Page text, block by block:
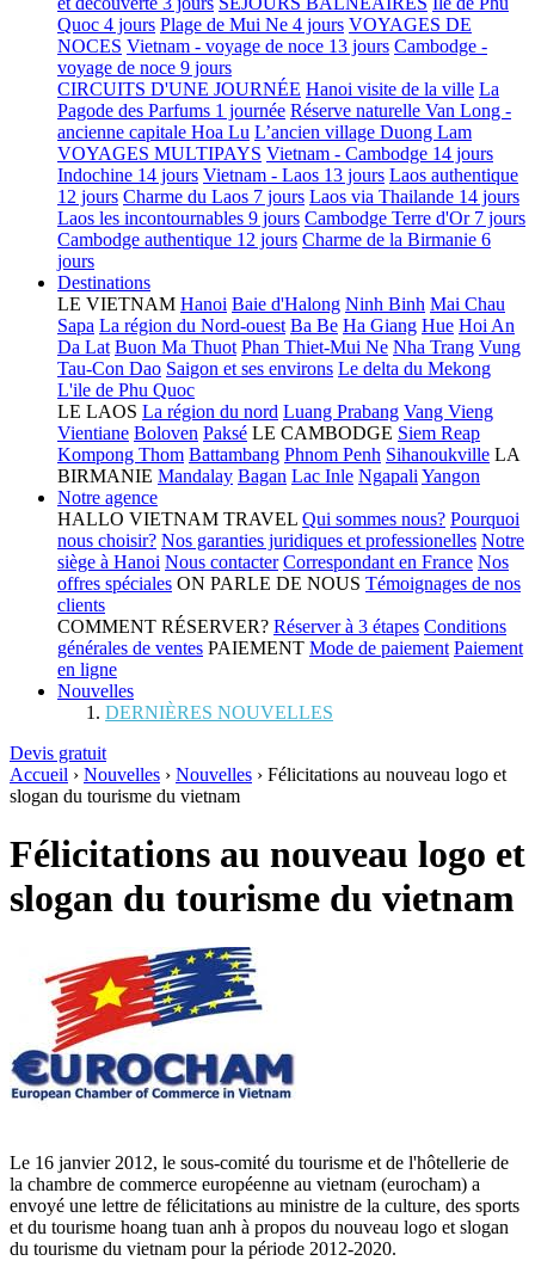
Quoc 4 jours Plage de Mui Ne 4 jours VOYAGES DE
NOCES Vietnam - voyage de noce 13 jours Cambodge -
voyage de noce 9 jours
CIRCUITS D'UNE JOURNÉE Hanoi visite de la ville La
Pagode des Parfums 1 journée Réserve naturelle Van Long -
ancienne capitale Hoa Lu L’ancien village Duong Lam
VOYAGES MULTIPAYS Vietnam - Cambodge 14 jours
Indochine 14 jours Vietnam - Laos 13 jours Laos authentique
12 jours Charme du Laos 7 jours Laos via Thailande 14 jours
Laos les incontournables 9 jours Cambodge Terre d'Or 7 jours
Cambodge authentique 12 jours Charme de la Birmanie 6
jours
Destinations
LE VIETNAM Hanoi Baie d'Halong Ninh Binh Mai Chau
Sapa La région du Nord-ouest Ba Be Ha Giang Hue Hoi An
Da Lat Buon Ma Thuot Phan Thiet-Mui Ne Nha Trang Vung
Tau-Con Dao Saigon et ses environs Le delta du Mekong
L'ile de Phu Quoc
LE LAOS La région du nord Luang Prabang Vang Vieng
Vientiane Boloven Paksé LE CAMBODGE Siem Reap
Kompong Thom Battambang Phnom Penh Sihanoukville LA
BIRMANIE Mandalay Bagan Lac Inle Ngapali Yangon
Notre agence
HALLO VIETNAM TRAVEL Qui sommes nous? Pourquoi
nous choisir? Nos garanties juridiques et professionelles Notre
siège à Hanoi Nous contacter Correspondant en France Nos
offres spéciales ON PARLE DE NOUS Témoignages de nos
clients
COMMENT RÉSERVER? Réserver à 3 étapes Conditions
générales de ventes PAIEMENT Mode de paiement Paiement
en ligne
Nouvelles
DERNIÈRES NOUVELLES
Devis gratuit
Accueil › Nouvelles › Nouvelles › Félicitations au nouveau logo et
slogan du tourisme du vietnam
Félicitations au nouveau logo et
slogan du tourisme du vietnam
Le 16 janvier 2012, le sous-comité du tourisme et de l'hôtellerie de
la chambre de commerce européenne au vietnam (eurocham) a
envoyé une lettre de félicitations au ministre de la culture, des sports
et du tourisme hoang tuan anh à propos du nouveau logo et slogan
du tourisme du vietnam pour la période 2012-2020.